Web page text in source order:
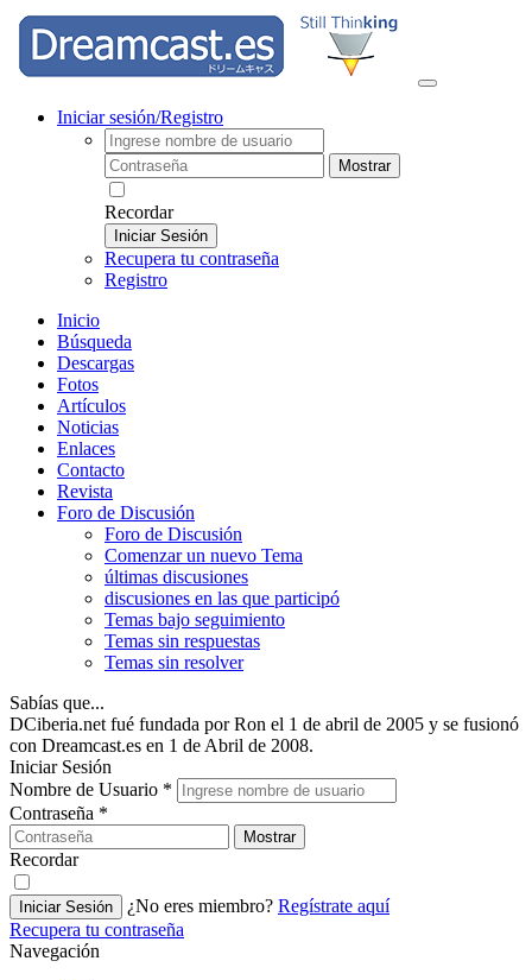
Iniciar sesión/Registro
Mostrar
Recordar
Iniciar Sesión
Recupera tu contraseña
Registro
Inicio
Búsqueda
Descargas
Fotos
Artículos
Noticias
Enlaces
Contacto
Revista
Foro de Discusión
Foro de Discusión
Comenzar un nuevo Tema
últimas discusiones
discusiones en las que participó
Temas bajo seguimiento
Temas sin respuestas
Temas sin resolver
Sabías que...
DCiberia.net fué fundada por Ron el 1 de abril de 2005 y se fusionó
con Dreamcast.es en 1 de Abril de 2008.
Iniciar Sesión
Nombre de Usuario *
Contraseña *
Mostrar
Recordar
Iniciar Sesión ¿No eres miembro? Regístrate aquí
Recupera tu contraseña
Navegación